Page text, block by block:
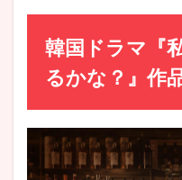
時とサ
紹介
2.1
韓国ド
ラマ
ち、他
人にな
れるか
韓国ドラマ『
るかな？』作